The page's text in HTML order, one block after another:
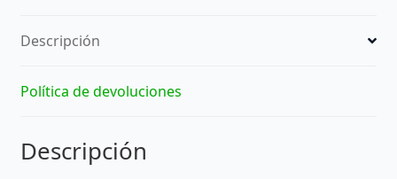
Descripción
Política de devoluciones
Descripción